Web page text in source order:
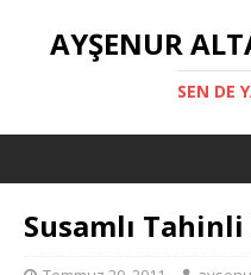
AYŞENUR
SEN DE
Susamlı